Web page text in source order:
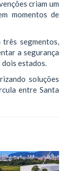
criam um
momentos de
segmentos,
a segurança
estados.
soluções
entre Santa